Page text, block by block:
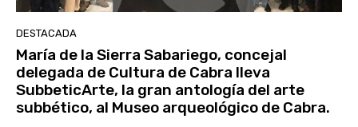
DESTACADA
María de la Sierra Sabariego, concejal
delegada de Cultura de Cabra lleva
SubbeticArte, la gran antología del arte
subbético, al Museo arqueológico de Cabra.